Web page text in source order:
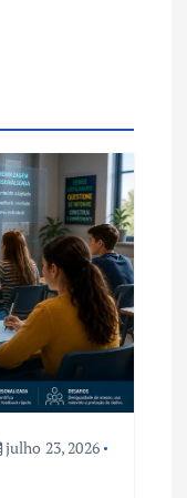
julho 23, 2026